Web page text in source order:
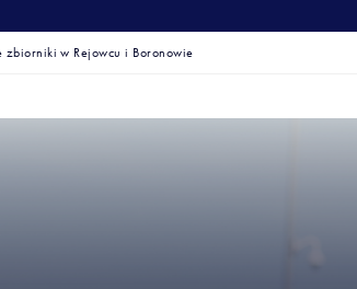
zbiorniki w Rejowcu i Boronowie